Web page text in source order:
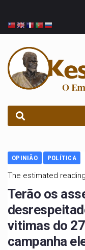
OPINIÃO POLÍTICA
The estimated
Terão os
vitimas do
campanha
PROCURAR